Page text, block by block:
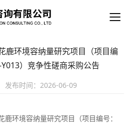
鹿环境容纳量研究项目（项目编
Y013）竞争性磋商采购公告
发布时间： 2026-06-09
鹿环境容纳量研究项目（项目编号：